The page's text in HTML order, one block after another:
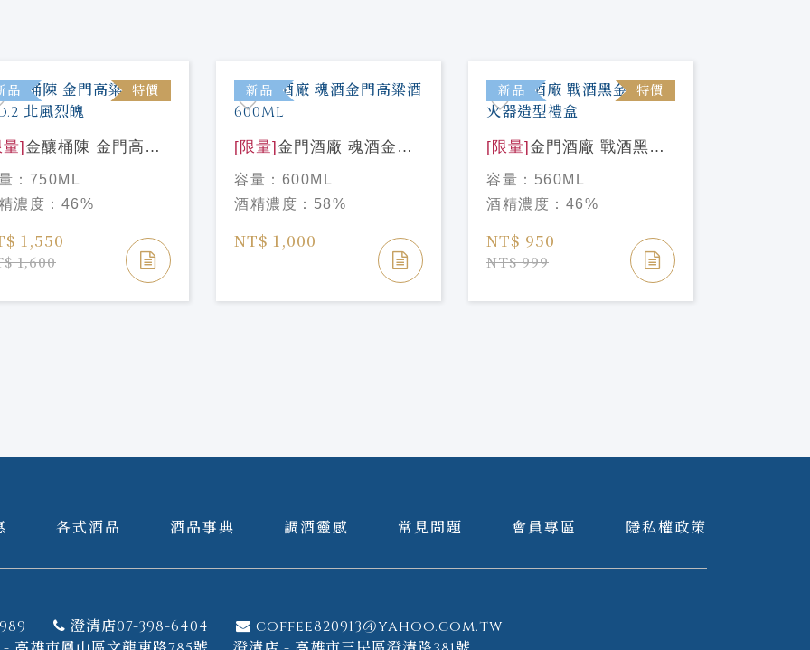
品 特價
] 金釀桶陳 金門高粱
北風烈魄
： 750ML
濃度： 46%
1,550
1,600
新品
[限量] 金門酒廠 魂酒金門
高粱酒600ML
容量： 600ML
酒精濃度： 58%
NT$ 1,000
新品 特價
[限量] 金門酒廠 戰酒黑金
龍 滅火器造型禮盒
容量： 560ML
酒精濃度： 46%
NT$ 950
NT$ 999
各式酒品 酒品事典 調酒靈感 常見問題 會員專區 隱私權政策
澄清店07-398-6404
coffee820913@yahoo.com.tw